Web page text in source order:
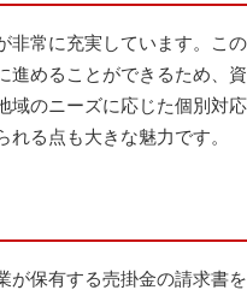
常に充実しています。こ
めることができるため、
のニーズに応じた個別対
る点も大きな魅力です。
保有する売掛金の請求書